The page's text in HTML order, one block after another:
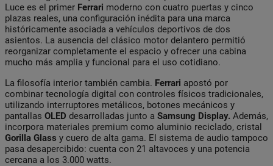
Luce es el primer Ferrari moderno con cuatro puertas y cinco
plazas reales, una configuración inédita para una marca
históricamente asociada a vehículos deportivos de dos
asientos. La ausencia del clásico motor delantero permitió
reorganizar completamente el espacio y ofrecer una cabina
mucho más amplia y funcional para el uso cotidiano.
La filosofía interior también cambia. Ferrari apostó por
combinar tecnología digital con controles físicos tradicionales,
utilizando interruptores metálicos, botones mecánicos y
pantallas OLED desarrolladas junto a Samsung Display. Además,
incorpora materiales premium como aluminio reciclado, cristal
Gorilla Glass y cuero de alta gama. El sistema de audio tampoco
pasa desapercibido: cuenta con 21 altavoces y una potencia
cercana a los 3.000 watts.